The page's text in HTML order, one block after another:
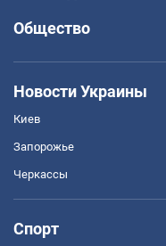
Общество
Новости Украины
Киев
Запорожье
Черкассы
Спорт